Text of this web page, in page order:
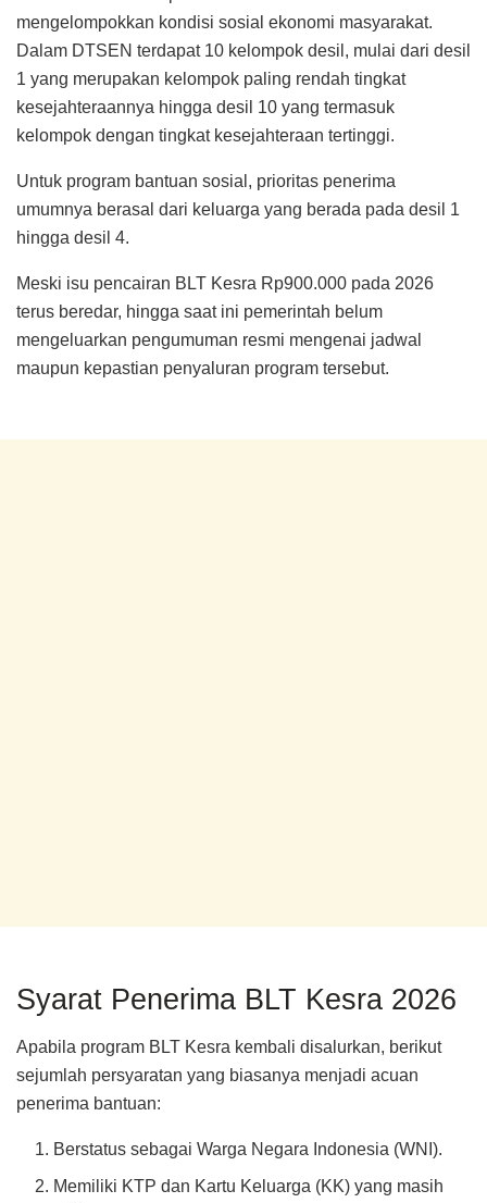
mengelompokkan kondisi sosial ekonomi masyarakat.
Dalam DTSEN terdapat 10 kelompok desil, mulai dari desil
1 yang merupakan kelompok paling rendah tingkat
kesejahteraannya hingga desil 10 yang termasuk
kelompok dengan tingkat kesejahteraan tertinggi.
Untuk program bantuan sosial, prioritas penerima
umumnya berasal dari keluarga yang berada pada desil 1
hingga desil 4.
Meski isu pencairan BLT Kesra Rp900.000 pada 2026
terus beredar, hingga saat ini pemerintah belum
mengeluarkan pengumuman resmi mengenai jadwal
maupun kepastian penyaluran program tersebut.
Syarat Penerima BLT Kesra 2026
Apabila program BLT Kesra kembali disalurkan, berikut
sejumlah persyaratan yang biasanya menjadi acuan
penerima bantuan:
Berstatus sebagai Warga Negara Indonesia (WNI).
Memiliki KTP dan Kartu Keluarga (KK) yang masih